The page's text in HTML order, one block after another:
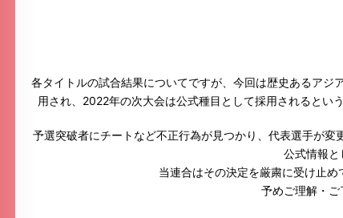
各タイトルの試合結果についてですが、今回は歴史あるア
用され、 2022年の次大会は公式種目として採用されるとい
予選突破者にチートなど不正行為が見つかり、代表選手が変
公式情報と
当連合はその決定を厳粛に受け止め
予めご理解・ご